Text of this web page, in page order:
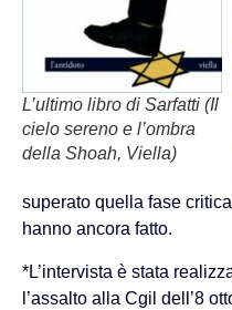
L’ultimo libro di Sarfatti (Il
cielo sereno e l’ombra
della Shoah, Viella)
superato quella fase
hanno ancora fatto.
*L’intervista è stata
l’assalto alla Cgil dell’8